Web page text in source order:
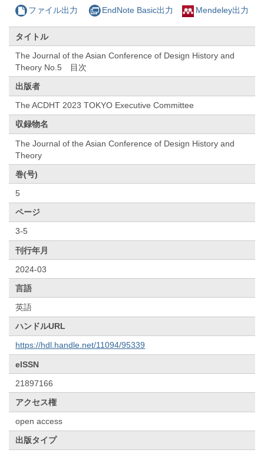
ファイル出力 EndNote Basic出力 Mendeley出力
タイトル
The Journal of the Asian Conference of Design History and
Theory No.5 目次
出版者
The ACDHT 2023 TOKYO Executive Committee
収録物名
The Journal of the Asian Conference of Design History and
Theory
巻(号)
5
ページ
3-5
刊行年月
2024-03
言語
英語
ハンドルURL
https://hdl.handle.net/11094/95339
eISSN
21897166
アクセス権
open access
出版タイプ